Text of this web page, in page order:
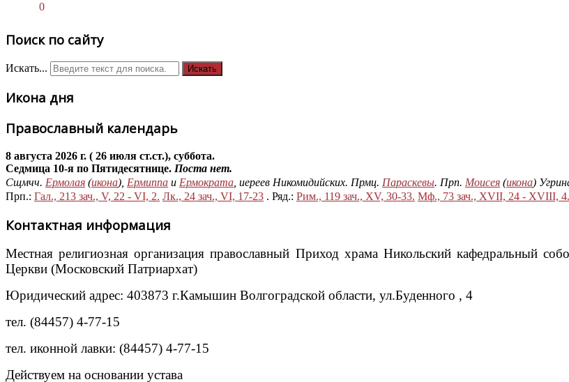
0
Поиск по сайту
Искать... Искать
Икона дня
Православный календарь
8 августа 2026 г. ( 26 июля ст.ст.), суббота.
Седмица 10-я по Пятидесятнице. Поста нет.
Сщмчч. Ермолая (икона), Ермиппа и Ермократа , иереев Никомидийских. Прмц. Параскевы. Прп. Моисея (икона)
Прп.: Гал., 213 зач., V, 22 - VI, 2. Лк., 24 зач., VI, 17-23 . Ряд.: Рим., 119 зач., XV, 30-33. Мф., 73 зач., XVII, 24 - XVIII, 4.
Контактная информация
Местная религиозная организация православный Приход храма Никольский кафедральный
Церкви (Московский Патриархат)
Юридический адрес: 403873 г.Камышин Волгоградской области, ул.Буденного , 4
тел. (84457) 4-77-15
тел. иконной лавки: (84457) 4-77-15
Действуем на основании устава